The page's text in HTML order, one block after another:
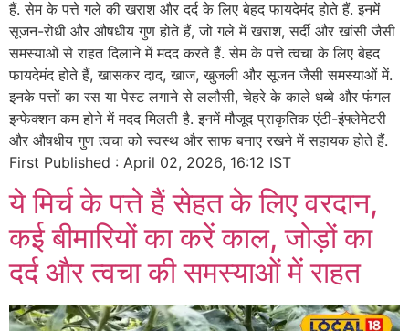
हैं. सेम के पत्ते गले की खराश और दर्द के लिए बेहद फायदेमंद होते हैं. इनमें
सूजन-रोधी और औषधीय गुण होते हैं, जो गले में खराश, सर्दी और खांसी जैसी
समस्याओं से राहत दिलाने में मदद करते हैं. सेम के पत्ते त्वचा के लिए बेहद
फायदेमंद होते हैं, खासकर दाद, खाज, खुजली और सूजन जैसी समस्याओं में.
इनके पत्तों का रस या पेस्ट लगाने से ललौसी, चेहरे के काले धब्बे और फंगल
इन्फेक्शन कम होने में मदद मिलती है. इनमें मौजूद प्राकृतिक एंटी-इंफ्लेमेटरी
और औषधीय गुण त्वचा को स्वस्थ और साफ बनाए रखने में सहायक होते हैं.
First Published : April 02, 2026, 16:12 IST
ये मिर्च के पत्ते हैं सेहत के लिए वरदान,
कई बीमारियों का करें काल, जोड़ों का
दर्द और त्वचा की समस्याओं में राहत